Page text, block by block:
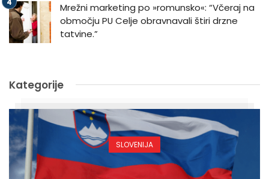
Mrežni marketing po »romunsko«: “Včeraj na
območju PU Celje obravnavali štiri drzne
tatvine.”
Kategorije
SLOVENIJA